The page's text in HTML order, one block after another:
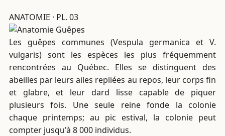
ANATOMIE · PL. 03
Les guêpes communes (Vespula germanica et V.
vulgaris) sont les espèces les plus fréquemment
rencontrées au Québec. Elles se distinguent des
abeilles par leurs ailes repliées au repos, leur corps fin
et glabre, et leur dard lisse capable de piquer
plusieurs fois. Une seule reine fonde la colonie
chaque printemps; au pic estival, la colonie peut
compter jusqu'à 8 000 individus.